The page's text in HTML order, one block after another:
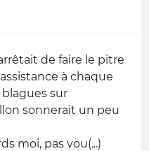
de faire le pitre
à chaque
sur
sonnerait un peu
moi, pas vou(...)